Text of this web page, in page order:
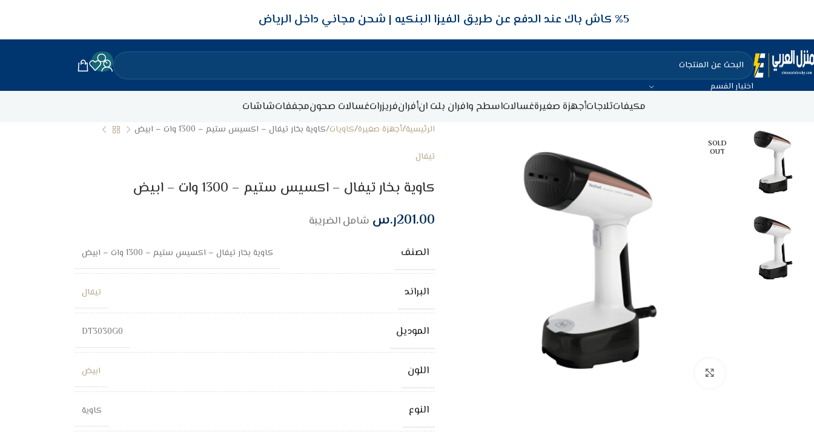
5‎% كاش باك عند الدفع عن طريق الفيزا البنكيه شحن مجاني داخل الرياض
اختيار القسم
مكيفاتثلاجاتأجهزة صغيرةغسالاتاسطح وافران بلت انأفرانفريزراتغسالات صحونمجففاتشاشات
SOLD
OUT
الرئيسية أجهزة صغيرة كاويات كاوية بخار تيفال – اكسيس ستيم – 1300 وات – ابيض
تيفال
كاوية بخار تيفال – اكسيس ستيم – 1300 وات – ابيض
201.00ر.س شامل الضريبة
الصنف كاوية بخار تيفال – اكسيس ستيم – 1300 وات – ابيض
البراند تيفال
الموديل DT3030G0
اللون ابيض
النوع كاوية